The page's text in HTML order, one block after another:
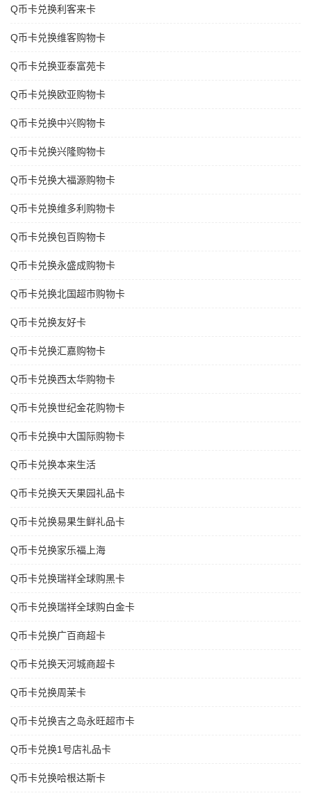
Q币卡兑换利客来卡
Q币卡兑换维客购物卡
Q币卡兑换亚泰富苑卡
Q币卡兑换欧亚购物卡
Q币卡兑换中兴购物卡
Q币卡兑换兴隆购物卡
Q币卡兑换大福源购物卡
Q币卡兑换维多利购物卡
Q币卡兑换包百购物卡
Q币卡兑换永盛成购物卡
Q币卡兑换北国超市购物卡
Q币卡兑换友好卡
Q币卡兑换汇嘉购物卡
Q币卡兑换西太华购物卡
Q币卡兑换世纪金花购物卡
Q币卡兑换中大国际购物卡
Q币卡兑换本来生活
Q币卡兑换天天果园礼品卡
Q币卡兑换易果生鲜礼品卡
Q币卡兑换家乐福上海
Q币卡兑换瑞祥全球购黑卡
Q币卡兑换瑞祥全球购白金卡
Q币卡兑换广百商超卡
Q币卡兑换天河城商超卡
Q币卡兑换周茉卡
Q币卡兑换吉之岛永旺超市卡
Q币卡兑换1号店礼品卡
Q币卡兑换哈根达斯卡